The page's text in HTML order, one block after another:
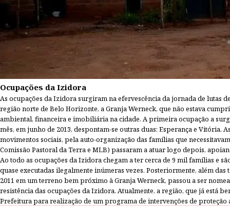
Ocupações da Izidora
As ocupações da Izidora surgiram na efervescência da jornada de lutas
região norte de Belo Horizonte, a Granja Werneck, que não estava
ambiental, financeira e imobiliária na cidade. A primeira ocupação a
mês, em junho de 2013, despontam-se outras duas: Esperança e Vitória.
movimentos sociais, pela auto-organização das famílias que
Comissão Pastoral da Terra e MLB) passaram a atuar logo depois,
Ao todo as ocupações da Izidora chegam a ter cerca de 9 mil famílias e
quase executadas ilegalmente inúmeras vezes. Posteriormente, além
2011 em um terreno bem próximo à Granja Werneck, passou a ser
resistência das ocupações da Izidora. Atualmente, a região, que já está
Prefeitura para realização de um programa de intervenções de